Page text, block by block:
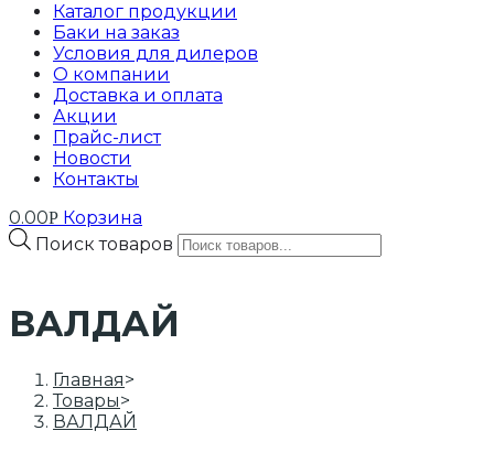
Каталог продукции
Баки на заказ
Условия для дилеров
О компании
Доставка и оплата
Акции
Прайс-лист
Новости
Контакты
0.00Р Корзина
Поиск товаров
ВАЛДАЙ
Главная>
Товары>
ВАЛДАЙ